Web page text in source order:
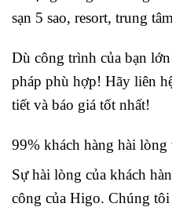
sạn 5 sao, resort, trung
Dù công trình của bạn
pháp phù hợp! Hãy liên
tiết và báo giá tốt nhất!
99% khách hàng hài
Sự hài lòng của khách
công của Higo. Chúng